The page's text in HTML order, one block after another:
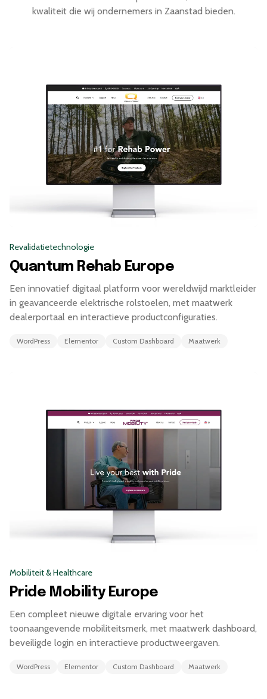
werk."
resultaat
kwaliteit die wij ondernemers in Zaanstad bieden.
Revalidatietechnologie
Quantum Rehab Europe
Een innovatief digitaal platform voor wereldwijd marktleider
in geavanceerde elektrische rolstoelen, met maatwerk
dealerportaal en interactieve productconfiguraties.
WordPress Elementor Custom Dashboard Maatwerk
Mobiliteit & Healthcare
Pride Mobility Europe
Een compleet nieuwe digitale ervaring voor het
toonaangevende mobiliteitsmerk, met maatwerk dashboard,
beveiligde login en interactieve productweergaven.
WordPress Elementor Custom Dashboard Maatwerk